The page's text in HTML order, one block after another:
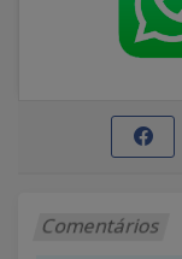
Comentários